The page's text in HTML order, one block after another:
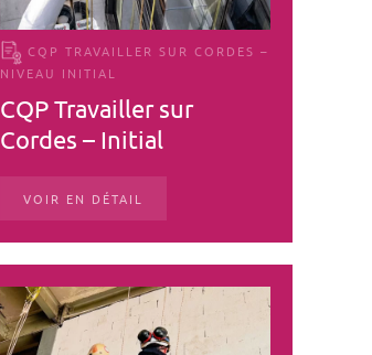
CQP TRAVAILLER SUR CORDES –
NIVEAU INITIAL
CQP Travailler sur
Cordes – Initial
VOIR EN DÉTAIL